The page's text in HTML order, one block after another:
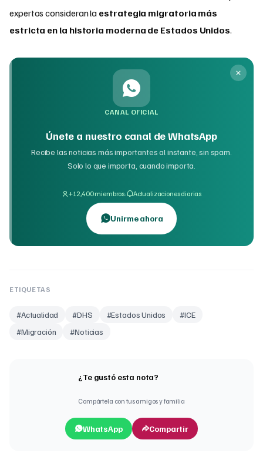
expertos consideran la estrategia migratoria más
estricta en la historia moderna de Estados Unidos.
CANAL OFICIAL
Únete a nuestro canal de WhatsApp
Recibe las noticias más importantes al instante, sin spam.
Solo lo que importa, cuando importa.
+12,400 miembros· Actualizaciones diarias
Unirme ahora
ETIQUETAS
#Actualidad #DHS #Estados Unidos #ICE
#Migración #Noticias
¿Te gustó esta nota?
Compártela con tus amigos y familia
WhatsApp Compartir